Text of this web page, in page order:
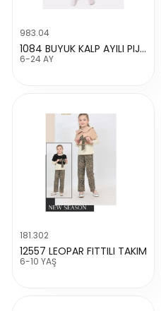
983.04
1084 BUYUK KALP AYILI PIJAMA TAKIMI
6-24 AY
181.302
12557 LEOPAR FITTILI TAKIM
6-10 YAŞ